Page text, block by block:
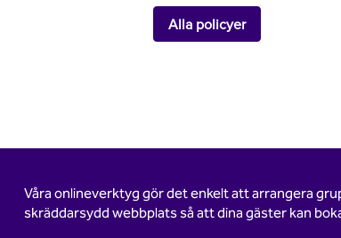
Alla policyer
Våra onlineverktyg gör det enkelt att arrangera
skräddarsydd webbplats så att dina gäster kan